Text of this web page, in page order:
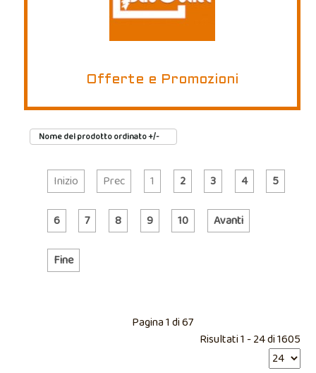
Offerte e Promozioni
Nome del prodotto ordinato +/-
Inizio Prec 1 2 3 4 5
6 7 8 9 10 Avanti
Fine
Pagina 1 di 67
Risultati 1 - 24 di 1605